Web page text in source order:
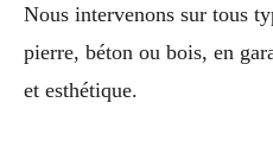
Nous intervenons sur tous
pierre, béton ou bois, en
et esthétique.